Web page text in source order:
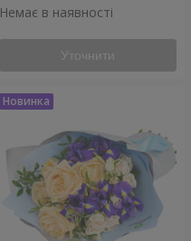
Немає в наявності
Уточнити